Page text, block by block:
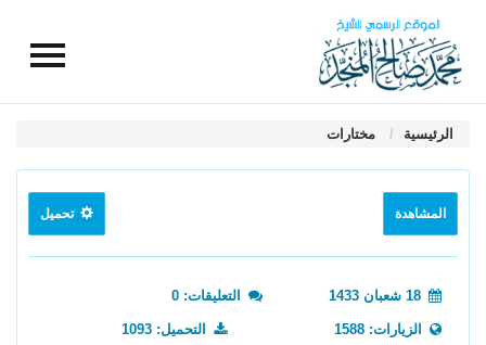
الرئيسية مختارات
المشاهدة تحميل
التعليقات: 0
الزيارات: 1588 التحميل: 1093